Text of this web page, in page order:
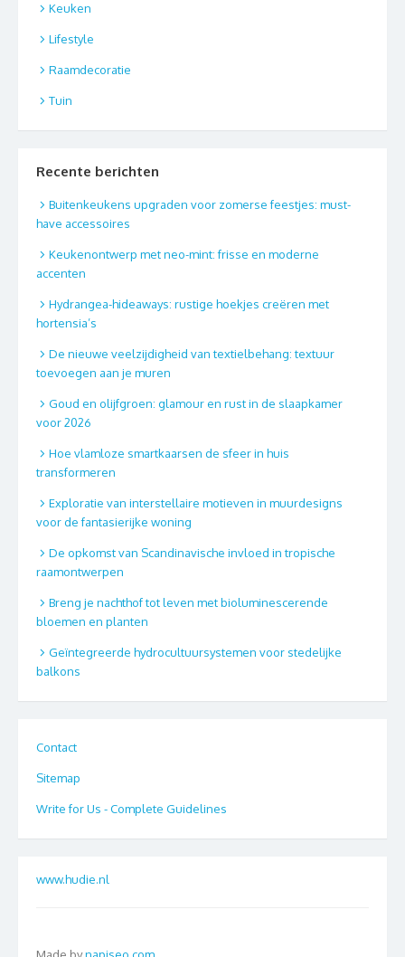
Keuken
Lifestyle
Raamdecoratie
Tuin
Recente berichten
Buitenkeukens upgraden voor zomerse feestjes: must-
have accessoires
Keukenontwerp met neo-mint: frisse en moderne
accenten
Hydrangea-hideaways: rustige hoekjes creëren met
hortensia’s
De nieuwe veelzijdigheid van textielbehang: textuur
toevoegen aan je muren
Goud en olijfgroen: glamour en rust in de slaapkamer
voor 2026
Hoe vlamloze smartkaarsen de sfeer in huis
transformeren
Exploratie van interstellaire motieven in muurdesigns
voor de fantasierijke woning
De opkomst van Scandinavische invloed in tropische
raamontwerpen
Breng je nachthof tot leven met bioluminescerende
bloemen en planten
Geïntegreerde hydrocultuursystemen voor stedelijke
balkons
Contact
Sitemap
Write for Us - Complete Guidelines
www.hudie.nl